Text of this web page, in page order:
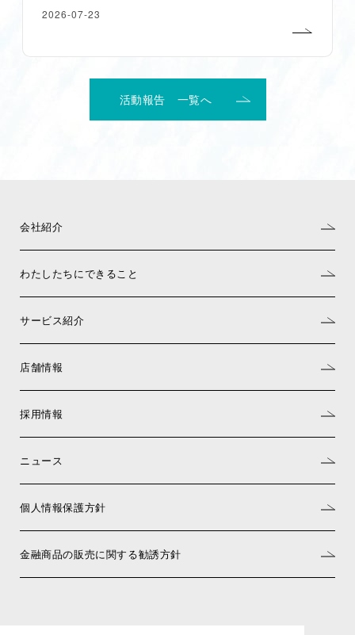
2026-07-23
活動報告 一覧へ
会社紹介
わたしたちにできること
サービス紹介
店舗情報
採用情報
ニュース
個人情報保護方針
金融商品の販売に関する勧誘方針